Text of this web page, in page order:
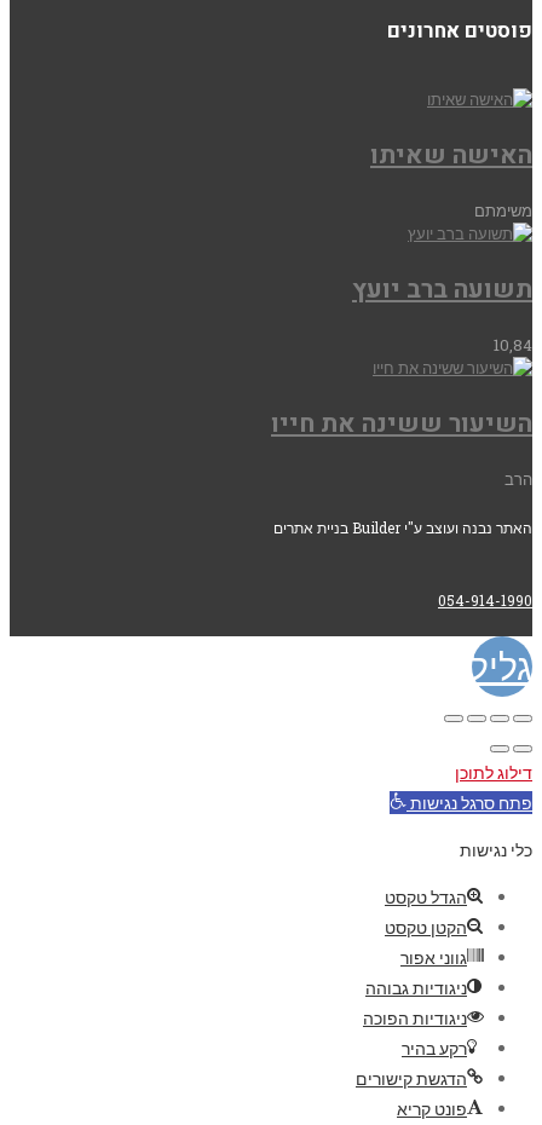
פוסטים אחרונים
האישה שאיתו
משימתם
תשועה ברב יועץ
10,84
השיעור ששינה את חייו
הרב
האתר נבנה ועוצב ע"י Builder בניית אתרים
054-914-1990
גלילה
לראש
העמוד
דילוג לתוכן
פתח סרגל נגישות
כלי נגישות
הגדל טקסט
הקטן טקסט
גווני אפור
ניגודיות גבוהה
ניגודיות הפוכה
רקע בהיר
הדגשת קישורים
פונט קריא